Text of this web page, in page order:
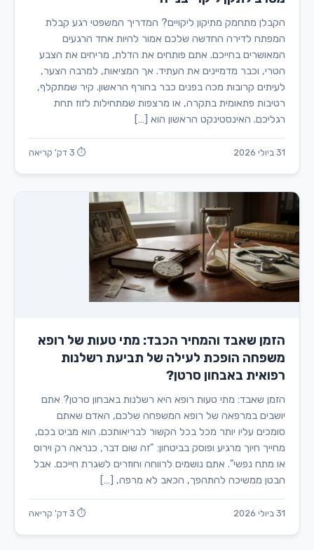
הקבלן מתחמק מתיקון ליקויים? המדריך המשפטי רגע קבלת
המפתח לדירה החדשה שלכם אמור להיות אחד הרגעים
המאושרים בחייכם. אתם פותחים את הדלת, מריחים את הצבע
הטרי, וכבר מדמיינים את העתיד. אך המציאות, למרבה הצער,
לעיתים קרובות מכה בפנים כבר בחורף הראשון. קיר שמתקלף,
רטיבות פתאומית בתקרה, או מרצפות שמתחילות לזוז תחת
רגליכם. האינסטינקט הראשון הוא […]
31 ביולי 2026 ⏱ 3 דק' קריאה
הזמן שאבד והמחיר הכבד: מתי טעות של רופא
משפחה הופכת לעילה של תביעת רשלנות
רפואית באבחון סרטן?
הזמן שאבד: מתי טעות רופא היא רשלנות באבחון סרטן? אתם
יושבים במרפאה של רופא המשפחה שלכם, האדם שאתם
סומכים עליו יותר מכל בכל הקשור לבריאותכם. הוא מביט בכם,
מחייך חיוך מרגיע ופוסק בביטחון: "זה שום דבר, כנראה רק וירוס
או מתח נפשי". אתם נושמים לרווחה וחוזרים לשגרת חייכם. אבל
הבטן ממשיכה להתהפך, הכאב לא מרפה, […]
31 ביולי 2026 ⏱ 3 דק' קריאה